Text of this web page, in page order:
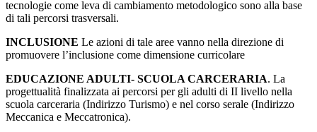
tecnologie come leva di cambiamento metodologico sono alla base
di tali percorsi trasversali.
INCLUSIONE Le azioni di tale aree vanno nella direzione di
promuovere l’inclusione come dimensione curricolare
EDUCAZIONE ADULTI- SCUOLA CARCERARIA. La
progettualità finalizzata ai percorsi per gli adulti di II livello nella
scuola carceraria (Indirizzo Turismo) e nel corso serale (Indirizzo
Meccanica e Meccatronica).